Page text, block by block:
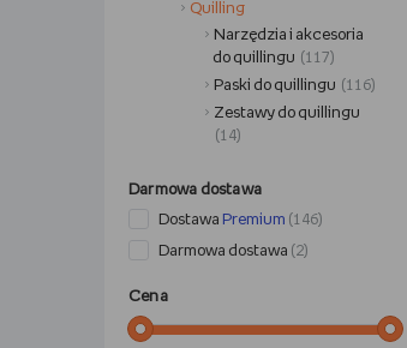
Quilling
Narzędzia i akcesoria
do quillingu
(117)
Paski do quillingu (116)
Zestawy do quillingu
(14)
Darmowa dostawa
Dostawa Premium (146)
Darmowa dostawa (2)
Cena